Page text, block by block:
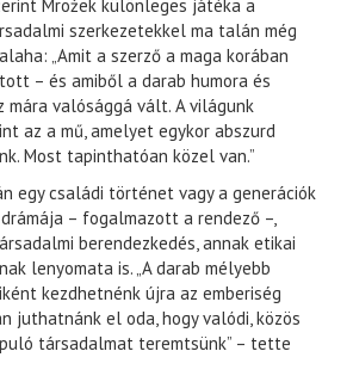
Mrożek különleges játéka a
szerkezetekkel ma talán még
„Amit a szerző a maga korában
– és amiből a darab humora és
mára valósággá vált. A világunk
az a mű, amelyet egykor abszurd
Most tapinthatóan közel van.”
egy családi történet vagy a generációk
– fogalmazott a rendező –,
berendezkedés, annak etikai
lenyomata is. „A darab mélyebb
kezdhetnénk újra az emberiség
juthatnánk el oda, hogy valódi, közös
társadalmat teremtsünk” – tette